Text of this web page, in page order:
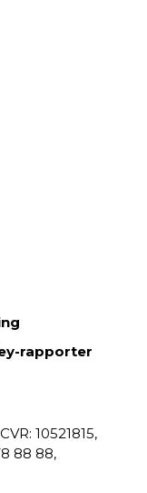
rapporter
CVR: 10521815,
88 88,